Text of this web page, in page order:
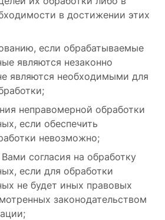
в достижении этих
если обрабатываемые
являются незаконно
являются необходимыми для
неправомерной обработки
если обеспечить
невозможно;
согласия на обработку
если для обработки
не будет иных правовых
законодательством